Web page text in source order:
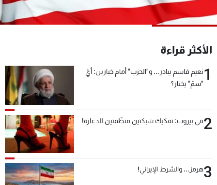
الأكثر قراءة
1نعيم قاسم يبادر... و"الحزب" أمام خيارين: أيّ
"سمّ" يختار؟
2في بيروت: تفكيك شبكتين منظّمتين للدعارة!
3هرمز... والشرط الإيراني!
عن MTV
الإنـتـاج
تواصل معنا